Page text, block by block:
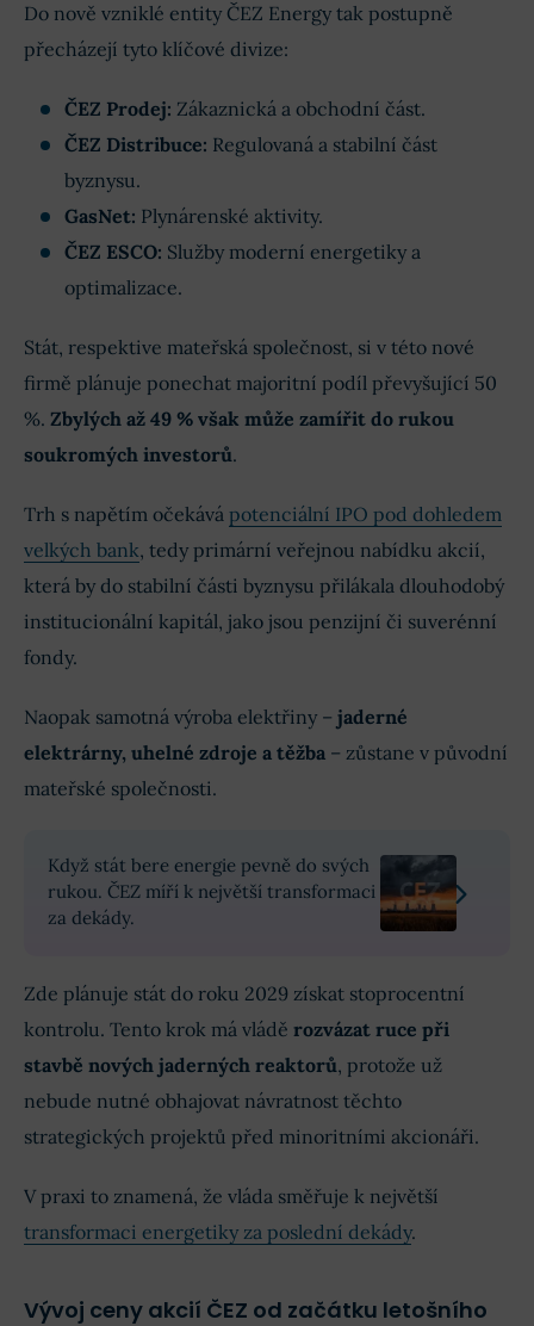
Do nově vzniklé entity ČEZ Energy tak postupně
přecházejí tyto klíčové divize:
ČEZ Prodej: Zákaznická a obchodní část.
ČEZ Distribuce: Regulovaná a stabilní část
byznysu.
GasNet: Plynárenské aktivity.
ČEZ ESCO: Služby moderní energetiky a
optimalizace.
Stát, respektive mateřská společnost, si v této nové
firmě plánuje ponechat majoritní podíl převyšující 50
%. Zbylých až 49 % však může zamířit do rukou
soukromých investorů.
Trh s napětím očekává potenciální IPO pod dohledem
velkých bank, tedy primární veřejnou nabídku akcií,
která by do stabilní části byznysu přilákala dlouhodobý
institucionální kapitál, jako jsou penzijní či suverénní
fondy.
Naopak samotná výroba elektřiny – jaderné
elektrárny, uhelné zdroje a těžba – zůstane v původní
mateřské společnosti.
Když stát bere energie pevně do svých
rukou. ČEZ míří k největší transformaci
za dekády.
Zde plánuje stát do roku 2029 získat stoprocentní
kontrolu. Tento krok má vládě rozvázat ruce při
stavbě nových jaderných reaktorů, protože už
nebude nutné obhajovat návratnost těchto
strategických projektů před minoritními akcionáři.
V praxi to znamená, že vláda směřuje k největší
transformaci energetiky za poslední dekády.
Vývoj ceny akcií ČEZ od začátku letošního